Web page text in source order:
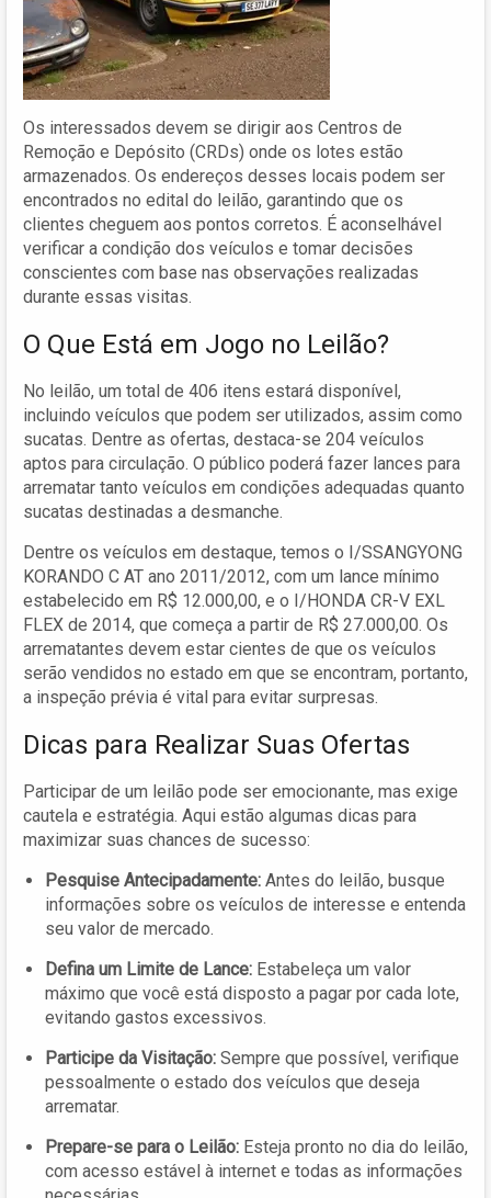
Os interessados devem se dirigir aos Centros de
Remoção e Depósito (CRDs) onde os lotes estão
armazenados. Os endereços desses locais podem ser
encontrados no edital do leilão, garantindo que os
clientes cheguem aos pontos corretos. É aconselhável
verificar a condição dos veículos e tomar decisões
conscientes com base nas observações realizadas
durante essas visitas.
O Que Está em Jogo no Leilão?
No leilão, um total de 406 itens estará disponível,
incluindo veículos que podem ser utilizados, assim como
sucatas. Dentre as ofertas, destaca-se 204 veículos
aptos para circulação. O público poderá fazer lances para
arrematar tanto veículos em condições adequadas quanto
sucatas destinadas a desmanche.
Dentre os veículos em destaque, temos o I/SSANGYONG
KORANDO C AT ano 2011/2012, com um lance mínimo
estabelecido em R$ 12.000,00, e o I/HONDA CR-V EXL
FLEX de 2014, que começa a partir de R$ 27.000,00. Os
arrematantes devem estar cientes de que os veículos
serão vendidos no estado em que se encontram, portanto,
a inspeção prévia é vital para evitar surpresas.
Dicas para Realizar Suas Ofertas
Participar de um leilão pode ser emocionante, mas exige
cautela e estratégia. Aqui estão algumas dicas para
maximizar suas chances de sucesso:
Pesquise Antecipadamente: Antes do leilão, busque
informações sobre os veículos de interesse e entenda
seu valor de mercado.
Defina um Limite de Lance: Estabeleça um valor
máximo que você está disposto a pagar por cada lote,
evitando gastos excessivos.
Participe da Visitação: Sempre que possível, verifique
pessoalmente o estado dos veículos que deseja
arrematar.
Prepare-se para o Leilão: Esteja pronto no dia do leilão,
com acesso estável à internet e todas as informações